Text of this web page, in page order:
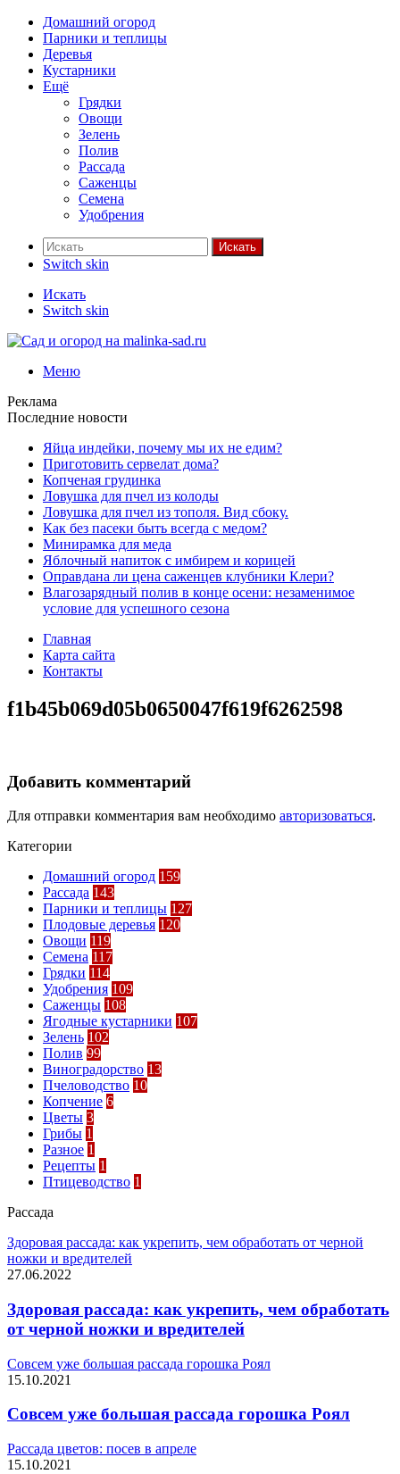
Домашний огород
Парники и теплицы
Деревья
Кустарники
Ещё
Грядки
Овощи
Зелень
Полив
Рассада
Саженцы
Семена
Удобрения
Искать
Switch skin
Искать
Switch skin
Меню
Реклама
Последние новости
Яйца индейки, почему мы их не едим?
Приготовить сервелат⁠⁠ дома?
Копченая грудинка
Ловушка для пчел из колоды
Ловушка для пчел из тополя. Вид сбоку.
Как без пасеки быть всегда с медом?
Минирамка для меда
Яблочный напиток с имбирем и корицей
Оправдана ли цена саженцев клубники Клери?
Влагозарядный полив в конце осени: незаменимое
условие для успешного сезона
Главная
Карта сайта
Контакты
f1b45b069d05b0650047f619f6262598
Добавить комментарий
Для отправки комментария вам необходимо авторизоваться.
Категории
Домашний огород 159
Рассада 143
Парники и теплицы 127
Плодовые деревья 120
Овощи 119
Семена 117
Грядки 114
Удобрения 109
Саженцы 108
Ягодные кустарники 107
Зелень 102
Полив 99
Виноградорство 13
Пчеловодство 10
Копчение 6
Цветы 3
Грибы 1
Разное 1
Рецепты 1
Птицеводство 1
Рассада
Здоровая рассада: как укрепить, чем обработать от черной
ножки и вредителей
27.06.2022
Здоровая рассада: как укрепить, чем обработать
от черной ножки и вредителей
Совсем уже большая рассада горошка Роял
15.10.2021
Совсем уже большая рассада горошка Роял
Рассада цветов: посев в апреле
15.10.2021